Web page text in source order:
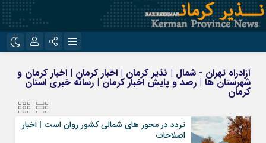
روبیکا
ایتا
آزادراه تهران - شمال | نذیر کرمان | اخبار کرمان | اخبار کرمان و
شهرستان ها | رصد و پایش اخبار کرمان | رسانه خبری استان
کرمان
تردد در محور های شمالی کشور روان است | اخبار
اصلاحات